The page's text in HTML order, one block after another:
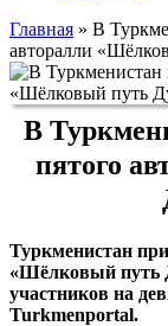
Главная » В
авторалли
В
пятого
Туркменистан
«Шёлковый путь
участников на
Turkmenportal.